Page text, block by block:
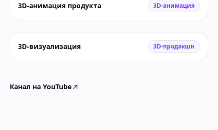
3D-анимация продукта 3D-анимация
3D-визуализация 3D-продакшн
Канал на YouTube